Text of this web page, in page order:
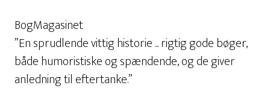
BogMagasinet
”En sprudlende vittig historie ... rigtig gode bøger,
både humoristiske og spændende, og de giver
anledning til eftertanke.”